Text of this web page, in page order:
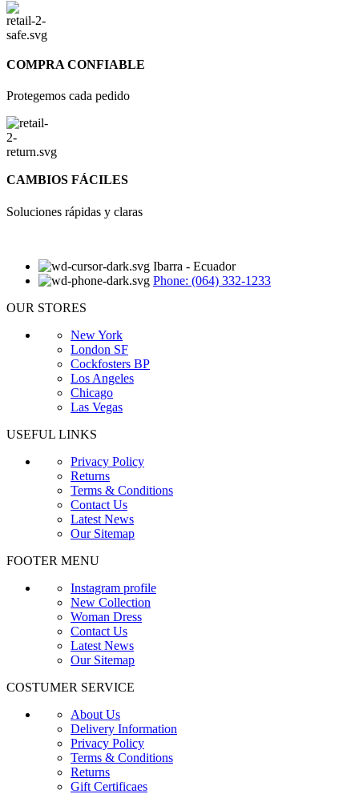
COMPRA CONFIABLE
Protegemos cada pedido
CAMBIOS FÁCILES
Soluciones rápidas y claras
Ibarra - Ecuador
Phone: (064) 332-1233
OUR STORES
New York
London SF
Cockfosters BP
Los Angeles
Chicago
Las Vegas
USEFUL LINKS
Privacy Policy
Returns
Terms & Conditions
Contact Us
Latest News
Our Sitemap
FOOTER MENU
Instagram profile
New Collection
Woman Dress
Contact Us
Latest News
Our Sitemap
COSTUMER SERVICE
About Us
Delivery Information
Privacy Policy
Terms & Conditions
Returns
Gift Certificaes